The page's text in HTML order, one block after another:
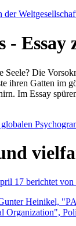
-
Seele? Die
ihren Gatten im
Im Essay
17 berichtet
Heinikel,
Organization",